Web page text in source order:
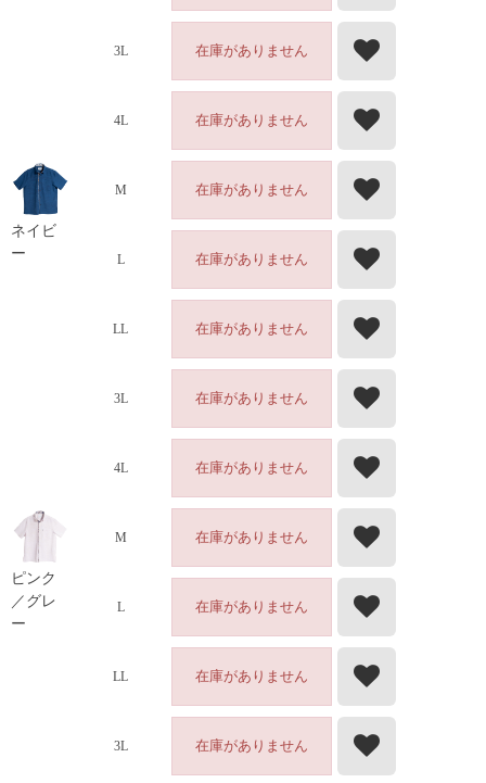
3L 在庫がありません
4L 在庫がありません
ネイビ
ー
M 在庫がありません
L 在庫がありません
LL 在庫がありません
3L 在庫がありません
4L 在庫がありません
ピンク
／グレ
ー
M 在庫がありません
L 在庫がありません
LL 在庫がありません
3L 在庫がありません